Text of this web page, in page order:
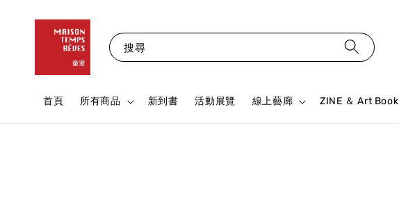
搜尋
首頁 所有商品 新到書 活動展覽 線上藝廊 ZINE ＆ Art Book